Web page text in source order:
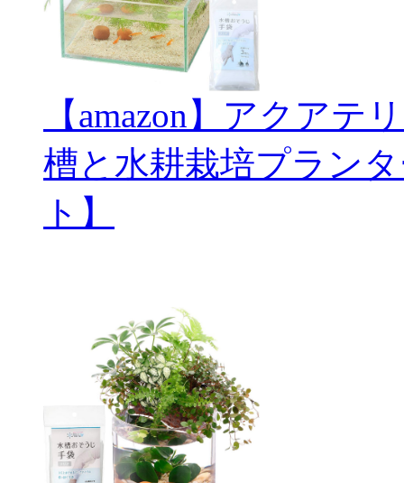
【amazon】アクアテ
槽と水耕栽培プラン
ト】